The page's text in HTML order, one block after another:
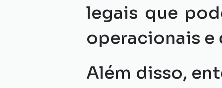
legais que
operacionais e
Além disso,